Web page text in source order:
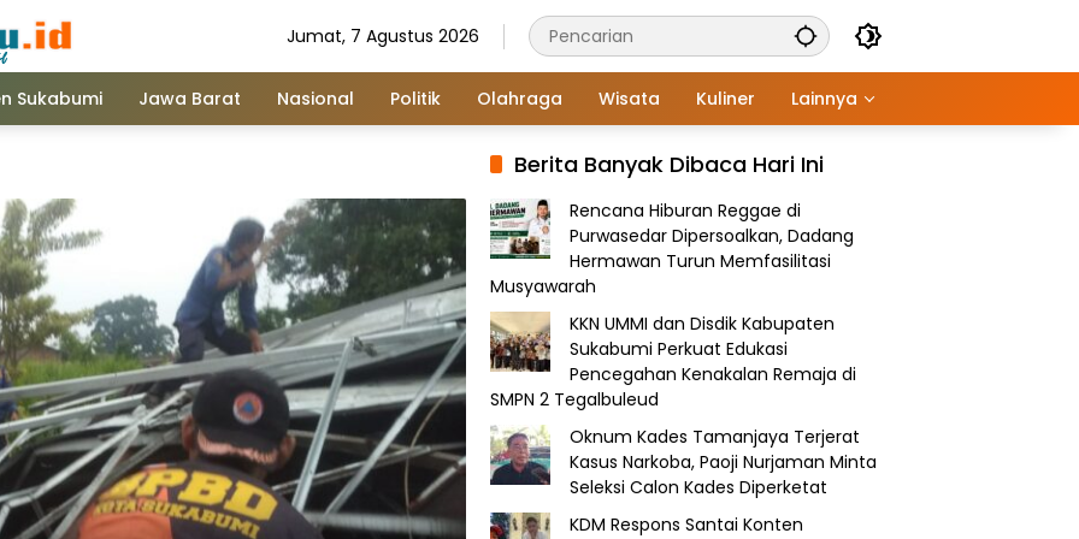
Jumat, 7 Agustus 2026
Sukabumi Jawa Barat Nasional Politik Olahraga Wisata Kuliner Lainnya
Berita Banyak Dibaca Hari Ini
Rencana Hiburan Reggae di
Purwasedar Dipersoalkan, Dadang
Hermawan Turun Memfasilitasi
Musyawarah
KKN UMMI dan Disdik Kabupaten
Sukabumi Perkuat Edukasi
Pencegahan Kenakalan Remaja di
SMPN 2 Tegalbuleud
Oknum Kades Tamanjaya Terjerat
Kasus Narkoba, Paoji Nurjaman Minta
Seleksi Calon Kades Diperketat
KDM Respons Santai Konten